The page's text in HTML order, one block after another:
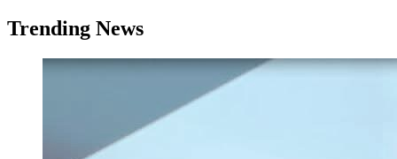
Trending News